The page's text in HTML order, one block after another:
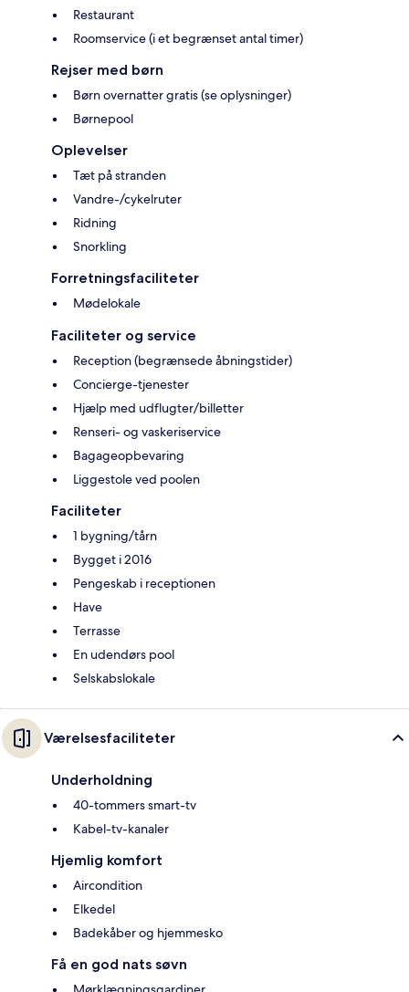
Restaurant
Roomservice (i et begrænset antal timer)
Rejser med børn
Børn overnatter gratis (se oplysninger)
Børnepool
Oplevelser
Tæt på stranden
Vandre-/cykelruter
Ridning
Snorkling
Forretningsfaciliteter
Mødelokale
Faciliteter og service
Reception (begrænsede åbningstider)
Concierge-tjenester
Hjælp med udflugter/billetter
Renseri- og vaskeriservice
Bagageopbevaring
Liggestole ved poolen
Faciliteter
1 bygning/tårn
Bygget i 2016
Pengeskab i receptionen
Have
Terrasse
En udendørs pool
Selskabslokale
Værelsesfaciliteter
Underholdning
40-tommers smart-tv
Kabel-tv-kanaler
Hjemlig komfort
Aircondition
Elkedel
Badekåber og hjemmesko
Få en god nats søvn